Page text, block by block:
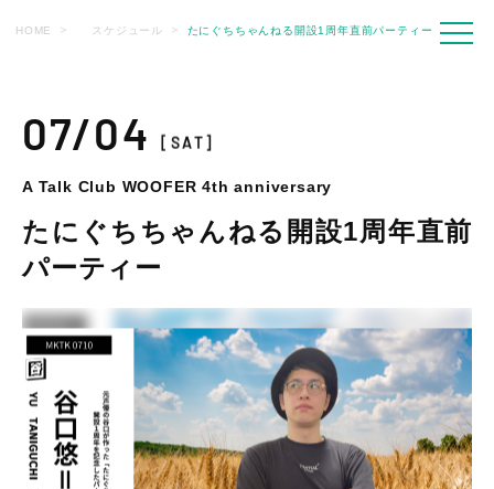
HOME スケジュール たにぐちちゃんねる開設1周年直前パーティー
07/04[SAT]
A Talk Club WOOFER 4th anniversary
たにぐちちゃんねる開設1周年直前
パーティー